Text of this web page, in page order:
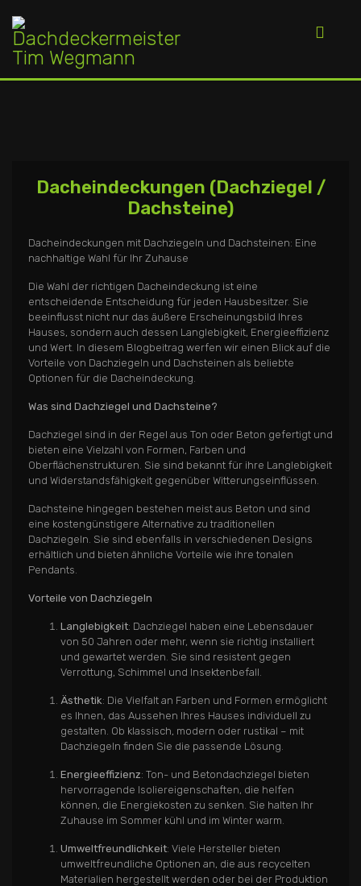
Dacheindeckungen (Dachziegel /
Dachsteine)
Dacheindeckungen mit Dachziegeln und Dachsteinen: Eine
nachhaltige Wahl für Ihr Zuhause
Die Wahl der richtigen Dacheindeckung ist eine
entscheidende Entscheidung für jeden Hausbesitzer. Sie
beeinflusst nicht nur das äußere Erscheinungsbild Ihres
Hauses, sondern auch dessen Langlebigkeit, Energieeffizienz
und Wert. In diesem Blogbeitrag werfen wir einen Blick auf die
Vorteile von Dachziegeln und Dachsteinen als beliebte
Optionen für die Dacheindeckung.
Was sind Dachziegel und Dachsteine?
Dachziegel sind in der Regel aus Ton oder Beton gefertigt und
bieten eine Vielzahl von Formen, Farben und
Oberflächenstrukturen. Sie sind bekannt für ihre Langlebigkeit
und Widerstandsfähigkeit gegenüber Witterungseinflüssen.
Dachsteine hingegen bestehen meist aus Beton und sind
eine kostengünstigere Alternative zu traditionellen
Dachziegeln. Sie sind ebenfalls in verschiedenen Designs
erhältlich und bieten ähnliche Vorteile wie ihre tonalen
Pendants.
Vorteile von Dachziegeln
Langlebigkeit: Dachziegel haben eine Lebensdauer
von 50 Jahren oder mehr, wenn sie richtig installiert
und gewartet werden. Sie sind resistent gegen
Verrottung, Schimmel und Insektenbefall.
Ästhetik: Die Vielfalt an Farben und Formen ermöglicht
es Ihnen, das Aussehen Ihres Hauses individuell zu
gestalten. Ob klassisch, modern oder rustikal – mit
Dachziegeln finden Sie die passende Lösung.
Energieeffizienz: Ton- und Betondachziegel bieten
hervorragende Isoliereigenschaften, die helfen
können, die Energiekosten zu senken. Sie halten Ihr
Zuhause im Sommer kühl und im Winter warm.
Umweltfreundlichkeit: Viele Hersteller bieten
umweltfreundliche Optionen an, die aus recycelten
Materialien hergestellt werden oder bei der Produktion